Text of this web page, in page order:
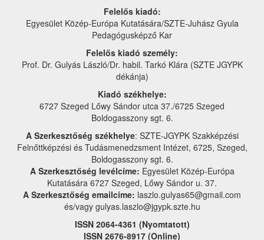
Felelős kiadó:
Egyesület Közép-Európa Kutatására/SZTE-Juhász Gyula
Pedagógusképző Kar
Felelős kiadó személy:
Prof. Dr. Gulyás László/Dr. habil. Tarkó Klára (SZTE JGYPK
dékánja)
Kiadó székhelye:
6727 Szeged Lőwy Sándor utca 37./6725 Szeged
Boldogasszony sgt. 6.
A Szerkesztőség székhelye: SZTE-JGYPK Szakképzési
Felnőttképzési és Tudásmenedzsment Intézet, 6725, Szeged,
Boldogasszony sgt. 6.
A Szerkesztőség levélcíme: Egyesület Közép-Európa
Kutatására 6727 Szeged, Lőwy Sándor u. 37.
A Szerkesztőség emailcíme: laszlo.gulyas65@gmail.com
és/vagy gulyas.laszlo@jgypk.szte.hu
ISSN 2064-4361 (Nyomtatott)
ISSN 2676-8917 (Online)